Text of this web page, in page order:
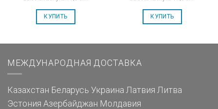
КУПИТЬ КУПИТЬ
МЕЖДУНАРОДНАЯ ДОСТАВКА
Казахстан Беларусь Украина Латвия Литва
Эстония Азербайджан Молдавия